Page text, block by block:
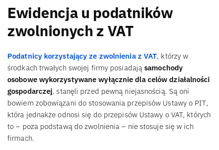
Ewidencja u podatników
zwolnionych z VAT
Podatnicy korzystający ze zwolnienia z VAT, którzy w
środkach trwałych swojej firmy posiadająsamochody
osobowe wykorzystywane wyłącznie dla celów działalności
gospodarczej, stanęli przed pewną niejasnością. Są oni
bowiem zobowiązani do stosowania przepisów Ustawy o PIT,
która jednakże odnosi się do przepisów Ustawy o VAT, których
to – poza podstawą do zwolnienia – nie stosuje się w ich
firmach.